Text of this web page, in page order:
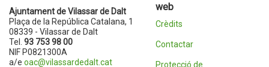
Ajuntament de Vilassar de Dalt
Plaça de la República Catalana, 1
08339 - Vilassar de Dalt
Tel. 93 753 98 00
NIF P0821300A
a/e oac@vilassardedalt.cat
web
Crèdits
Contactar
Protecció de